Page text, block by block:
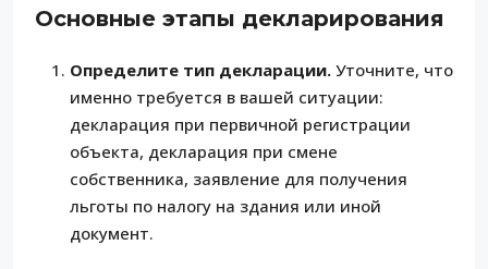
Основные этапы декларирования
Определите тип декларации. Уточните, что
именно требуется в вашей ситуации:
декларация при первичной регистрации
объекта, декларация при смене
собственника, заявление для получения
льготы по налогу на здания или иной
документ.